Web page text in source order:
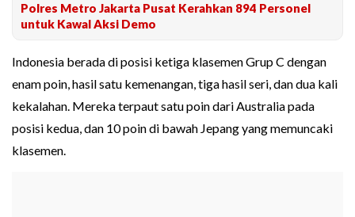
Polres Metro Jakarta Pusat Kerahkan 894 Personel
untuk Kawal Aksi Demo
Indonesia berada di posisi ketiga klasemen Grup C dengan
enam poin, hasil satu kemenangan, tiga hasil seri, dan dua kali
kekalahan. Mereka terpaut satu poin dari Australia pada
posisi kedua, dan 10 poin di bawah Jepang yang memuncaki
klasemen.